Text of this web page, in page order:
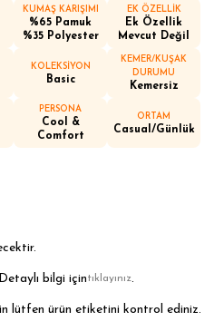
KUMAŞ KARIŞIMI
%65 Pamuk
%35 Polyester
EK ÖZELLİK
Ek Özellik
Mevcut Değil
KOLEKSİYON
Basic
KEMER/KUŞAK
DURUMU
Kemersiz
PERSONA
Cool &
Comfort
ORTAM
Casual/Günlük
bilgi içintıklayınız.
lütfen ürün etiketini kontrol ediniz.